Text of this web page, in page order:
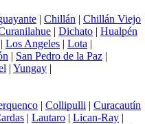
| Chillán | Chillán Viejo
| Dichato | Hualpén
| Los Angeles | Lota |
| San Pedro de la Paz |
| Yungay |
| Collipulli | Curacautín
| Lautaro | Lican-Ray |